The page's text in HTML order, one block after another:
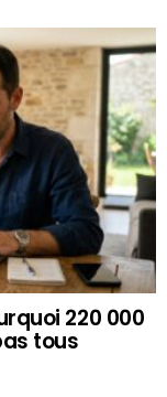
220 000
tous